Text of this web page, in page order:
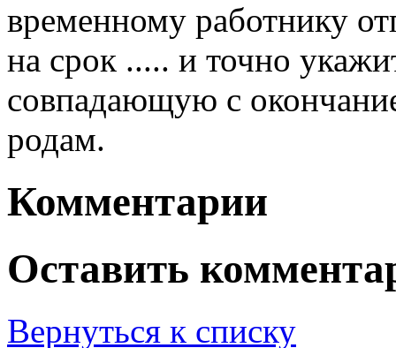
временному работнику
на срок ..... и точно
совпадающую с
родам.
Комментарии
Оставить
Вернуться к списку